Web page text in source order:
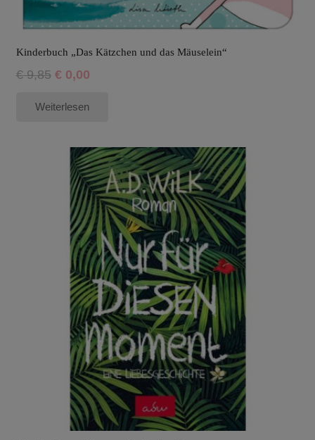
Kinderbuch „Das Kätzchen und das Mäuselein“
€9,85 Ursprünglicher
war:
€ 0,00Aktueller
ist:
Weiterlesen